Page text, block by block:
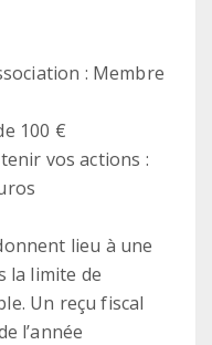
: Membre
100 €
vos actions :
lieu à une
la limite de
Un reçu fiscal
l’année